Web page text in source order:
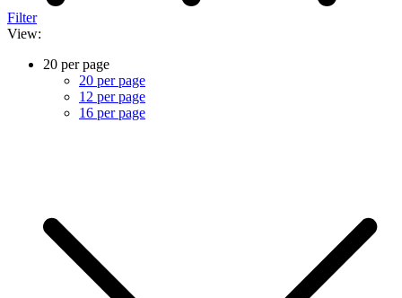
Filter
View:
20 per page
20 per page
12 per page
16 per page